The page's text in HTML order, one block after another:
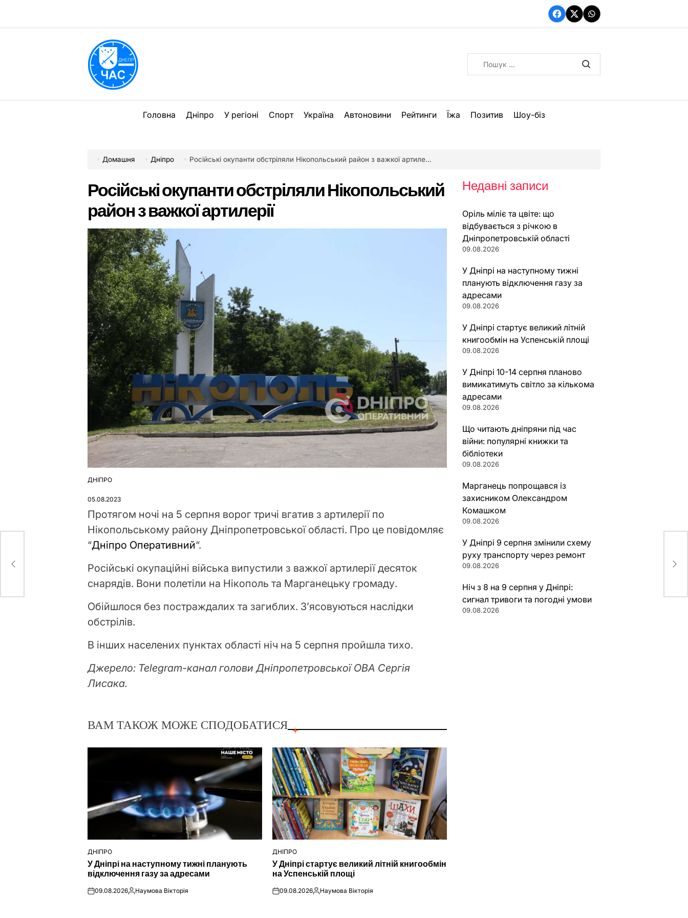
вмісту
Facebook
TwitterWhatsApp
Головна Дніпро У регіоні Спорт Україна Автоновини Рейтинги Їжа Позитив Шоу-біз
Домашня Дніпро Російські окупанти обстріляли Нікопольський район з важкої артилерії
Російські окупанти обстріляли Нікопольський
район з важкої артилерії
ОПУБЛІКУВАТИ
ДНІПРО
05.08.2023
Протягом ночі на 5 серпня ворог тричі вгатив з артилерії по
Нікопольському району Дніпропетровської області. Про це повідомляє
“Дніпро Оперативний“.
Російські окупаційні війська випустили з важкої артилерії десяток
снарядів. Вони полетіли на Нікополь та Марганецьку громаду.
Обійшлося без постраждалих та загиблих. З’ясовуються наслідки
обстрілів.
В інших населених пунктах області ніч на 5 серпня пройшла тихо.
Джерело: Telegram-канал голови Дніпропетровської ОВА Сергія
Лисака.
ВАМ ТАКОЖ МОЖЕ СПОДОБАТИСЯ
ОПУБЛІКУВАТИ
У
ДНІПРО
У Дніпрі на наступному тижні планують
відключення газу за адресами
on09.08.2026Опубліковано
Наумова Вікторія
ОПУБЛІКУВАТИ
У
ДНІПРО
У Дніпрі стартує великий літній книгообмін
на Успенській площі
on09.08.2026Опубліковано
Наумова Вікторія
Недавні записи
Оріль міліє та цвіте: що
відбувається з річкою в
Дніпропетровській області
09.08.2026
У Дніпрі на наступному тижні
планують відключення газу за
адресами
09.08.2026
У Дніпрі стартує великий літній
книгообмін на Успенській площі
09.08.2026
У Дніпрі 10-14 серпня планово
вимикатимуть світло за кількома
адресами
09.08.2026
Що читають дніпряни під час
війни: популярні книжки та
бібліотеки
09.08.2026
Марганець попрощався із
захисником Олександром
Комашком
09.08.2026
У Дніпрі 9 серпня змінили схему
руху транспорту через ремонт
09.08.2026
Ніч з 8 на 9 серпня у Дніпрі:
сигнал тривоги та погодні умови
09.08.2026